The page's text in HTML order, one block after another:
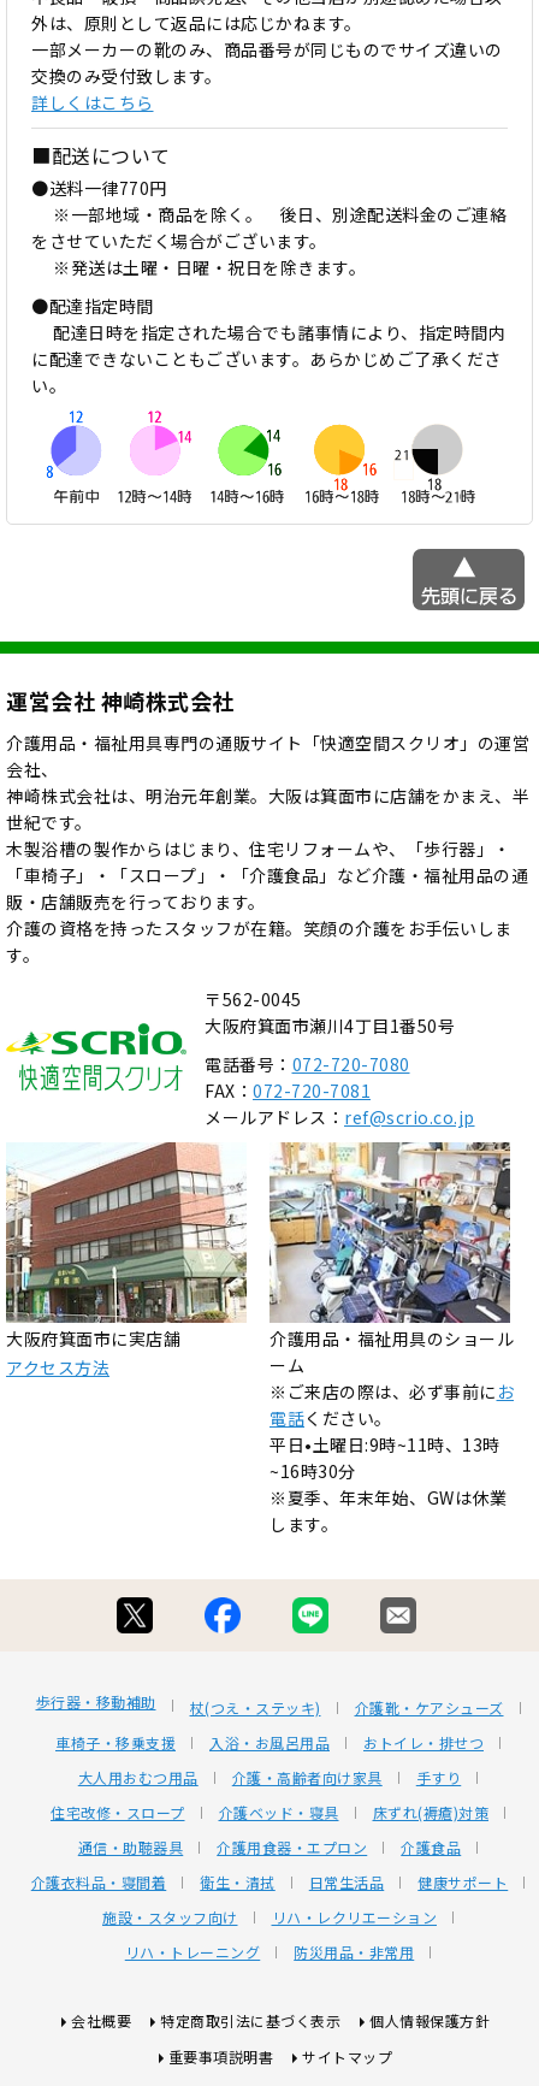
外は、原則として返品には応じかねます。
一部メーカーの靴のみ、商品番号が同じものでサイズ違いの
交換のみ受付致します。
詳しくはこちら
■配送について
●送料一律770円
※一部地域・商品を除く。 後日、別途配送料金のご連絡
をさせていただく場合がございます。
※発送は土曜・日曜・祝日を除きます。
●配達指定時間
配達日時を指定された場合でも諸事情により、指定時間内
に配達できないこともございます。あらかじめご了承くださ
い。
運営会社 神崎株式会社
介護用品・福祉用具専門の通販サイト「快適空間スクリオ」の運営
会社、
神崎株式会社は、明治元年創業。大阪は箕面市に店舗をかまえ、半
世紀です。
木製浴槽の製作からはじまり、住宅リフォームや、「歩行器」・
「車椅子」・「スロープ」・「介護食品」など介護・福祉用品の通
販・店舗販売を行っております。
介護の資格を持ったスタッフが在籍。笑顔の介護をお手伝いしま
す。
〒562-0045
大阪府箕面市瀬川4丁目1番50号
電話番号： 072-720-7080
FAX： 072-720-7081
メールアドレス： ref@scrio.co.jp
大阪府箕面市に実店舗
アクセス方法
介護用品・福祉用具のショール
ーム
※ご来店の際は、必ず事前に お
電話ください。
平日•土曜日:9時~11時、13時
~16時30分
※夏季、年末年始、GWは休業
します。
歩行器・移動補助 杖(つえ・ステッキ)
介護靴・ケアシューズ
車椅子・移乗支援
入浴・お風呂用品
おトイレ・排せつ
大人用おむつ用品
介護・高齢者向け家具
手すり
住宅改修・スロープ
介護ベッド・寝具
床ずれ(褥瘡)対策
通信・助聴器具
介護用食器・エプロン
介護食品
介護衣料品・寝間着
衛生・清拭 日常生活品
健康サポート
施設・スタッフ向け
リハ・レクリエーション
リハ・トレーニング
防災用品・非常用
会社概要 特定商取引法に基づく表示
個人情報保護方針
重要事項説明書
サイトマップ